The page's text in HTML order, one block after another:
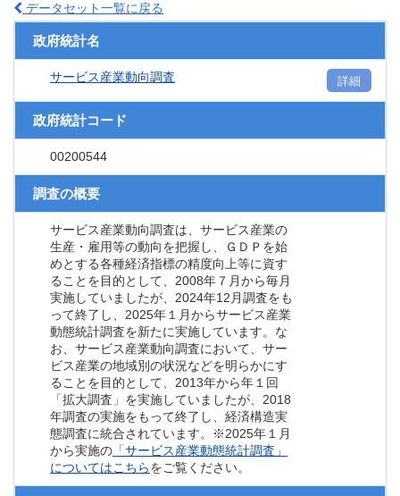
データセット一覧に戻る
政府統計名
サービス産業動向調査 詳細
政府統計コード
00200544
調査の概要
サービス産業動向調査は、サービス産業の
生産・雇用等の動向を把握し、ＧＤＰを始
めとする各種経済指標の精度向上等に資す
ることを目的として、2008年７月から毎月
実施していましたが、2024年12月調査をも
って終了し、2025年１月からサービス産業
動態統計調査を新たに実施しています。な
お、サービス産業動向調査において、サー
ビス産業の地域別の状況などを明らかにす
ることを目的として、2013年から年１回
「拡大調査」を実施していましたが、2018
年調査の実施をもって終了し、経済構造実
態調査に統合されています。※2025年１月
から実施の 「サービス産業動態統計調査」
についてはこちらをご覧ください。